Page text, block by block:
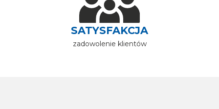
SATYSFAKCJA
zadowolenie klientów